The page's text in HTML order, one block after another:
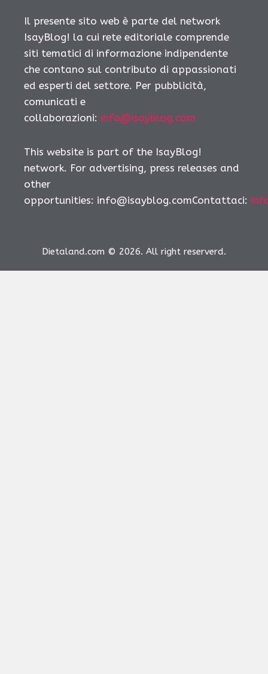
Il presente sito web è parte del network
IsayBlog! la cui rete editoriale comprende
siti tematici di informazione indipendente
che contano sul contributo di appassionati
ed esperti del settore. Per pubblicità,
comunicati e
collaborazioni: info@isayblog.com
This website is part of the IsayBlog!
network. For advertising, press releases and
other
opportunities: info@isayblog.comContattaci:
Dietaland.com © 2026. All right reserverd.